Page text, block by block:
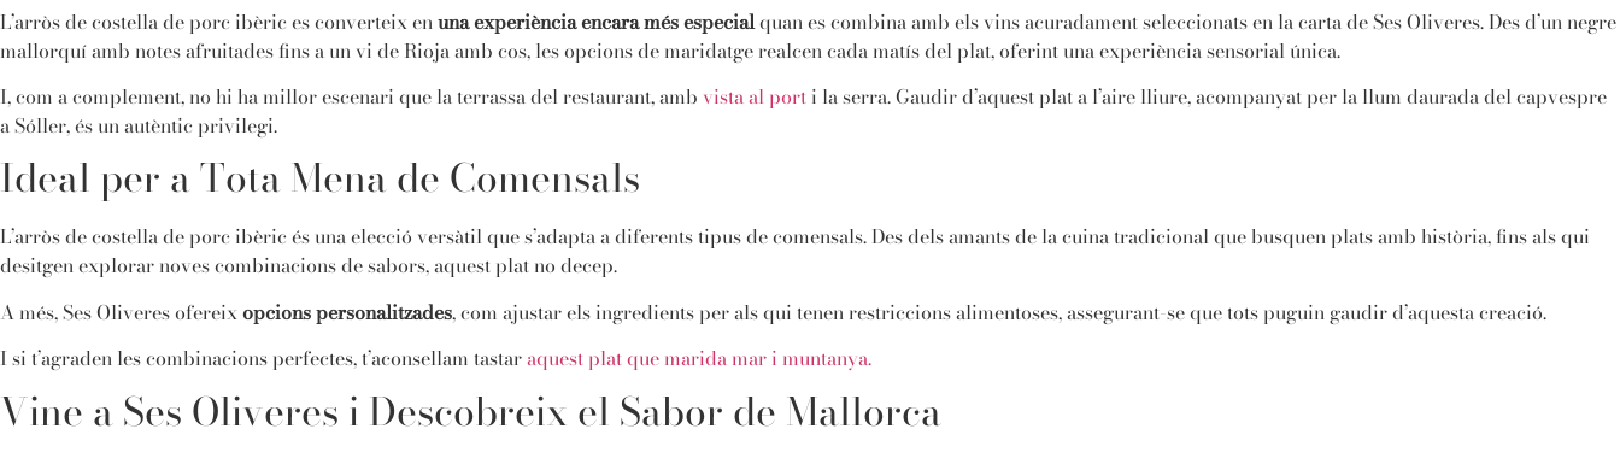
L’arròs de costella de porc ibèric es converteix en una experiència encara més especialquan es combina amb els vins acuradament seleccionats en la carta de Ses Oliveres. Des d’un negre
mallorquí amb notes afruitades fins a un vi de Rioja amb cos, les opcions de maridatge realcen cada matís del plat, oferint una experiència sensorial única.
I, com a complement, no hi ha millor escenari que la terrassa del restaurant, amb vista al port i la serra. Gaudir d’aquest plat a l’aire lliure, acompanyat per la llum daurada del capvespre
a Sóller, és un autèntic privilegi.
Ideal per a Tota Mena de Comensals
L’arròs de costella de porc ibèric és una elecció versàtil que s’adapta a diferents tipus de comensals. Des dels amants de la cuina tradicional que busquen plats amb història, fins als qui
desitgen explorar noves combinacions de sabors, aquest plat no decep.
A més, Ses Oliveres ofereix opcions personalitzades, com ajustar els ingredients per als qui tenen restriccions alimentoses, assegurant-se que tots puguin gaudir d’aquesta creació.
I si t’agraden les combinacions perfectes, t’aconsellam tastar aquest plat que marida mar i muntanya.
Vine a Ses Oliveres i Descobreix el Sabor de Mallorca